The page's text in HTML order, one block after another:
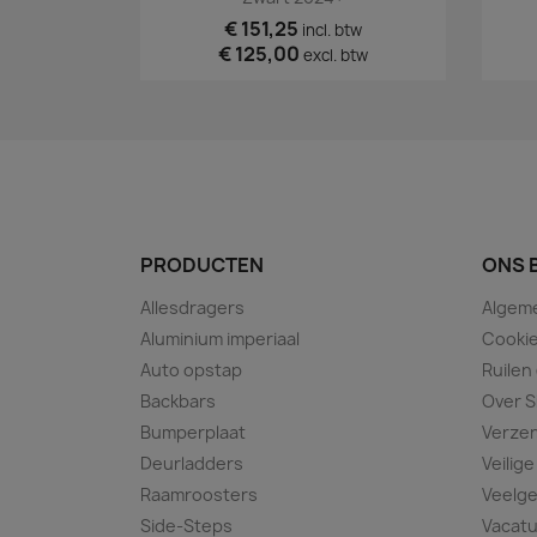
€ 151,25 incl. btw
€ 125,00 excl. btw
PRODUCTEN
Allesdragers
Aluminium imperiaal
Auto opstap
Backbars
Bumperplaat
Deurladders
Raamroosters
Side-Steps
ONS
Over